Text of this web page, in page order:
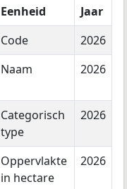
Eenheid
Jaar
Code
2026
Naam 2026
Categorisch
type
2026
Oppervlakte
in hectare
2026